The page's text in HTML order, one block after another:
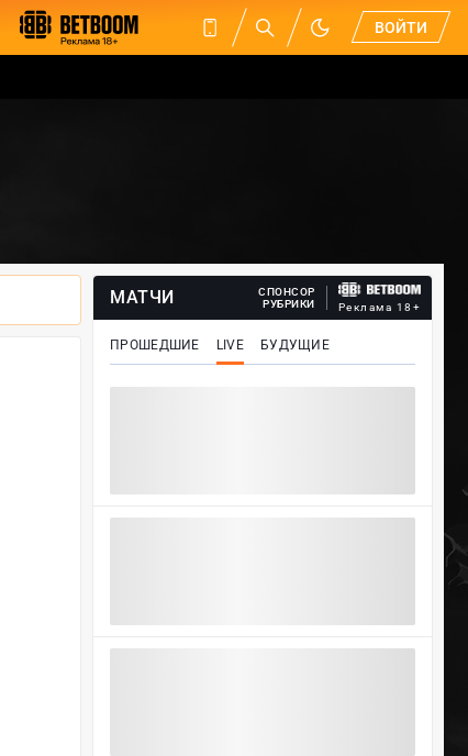
ВОЙТИ
МАТЧИ
СПОНСОР
РУБРИКИ
Реклама 18+
ПРОШЕДШИЕ LIVE БУДУЩИЕ